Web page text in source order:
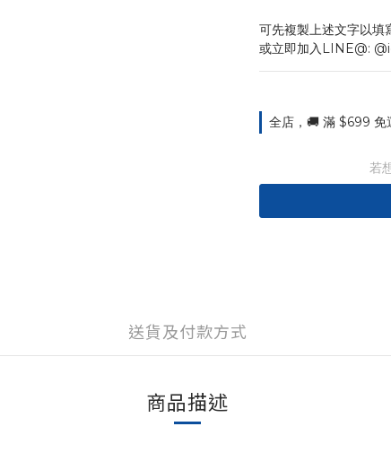
可先複製上述文字以填
或立即加入LINE@:
全店，🚚 滿 $699 免
若
送貨及付款方式
商品描述